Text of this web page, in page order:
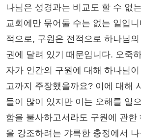
나님은 성경과는 비교도 할 수 없
교회에만 묶어둘 수는 없는 일입
적으로, 구원은 전적으로 하나님
권에 달려 있기 때문입니다. 오죽
자가 인간의 구원에 대해 하나님
고까지 주장했을까요? 이에 대해
들이 많이 있지만 이는 오해를 일
함을 불사하고서라도 구원에 관한
을 강조하려는 갸륵한 충정에서